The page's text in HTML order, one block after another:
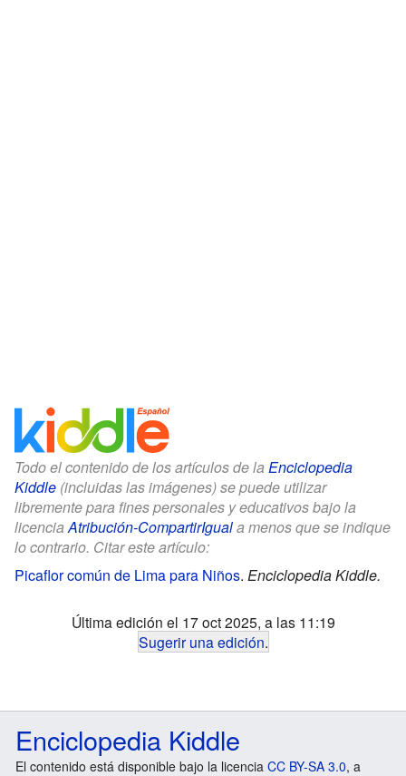
Todo el contenido de los artículos de la Enciclopedia
Kiddle (incluidas las imágenes) se puede utilizar
libremente para fines personales y educativos bajo la
licenciaAtribución-CompartirIguala menos que se indique
lo contrario. Citar este artículo:
Picaflor común de Lima para Niños. Enciclopedia Kiddle.
Última edición el 17 oct 2025, a las 11:19
Sugerir una edición.
Enciclopedia Kiddle
El contenido está disponible bajo la licencia CC BY-SA 3.0, a